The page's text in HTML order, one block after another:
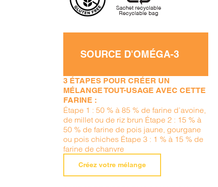
SOURCE D'OMÉGA-3
3 ÉTAPES POUR CRÉER UN
MÉLANGE TOUT-USAGE AVEC CETTE
FARINE :
Étape 1 : 50 % à 85 % de farine d’avoine,
de millet ou de riz brun Étape 2 : 15 % à
50 % de farine de pois jaune, gourgane
ou pois chiches Étape 3 : 1 % à 15 % de
farine de chanvre
Créez votre mélange